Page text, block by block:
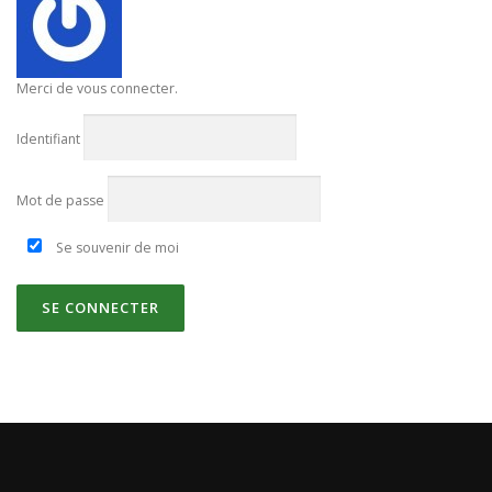
Merci de vous connecter.
Identifiant
Mot de passe
Se souvenir de moi